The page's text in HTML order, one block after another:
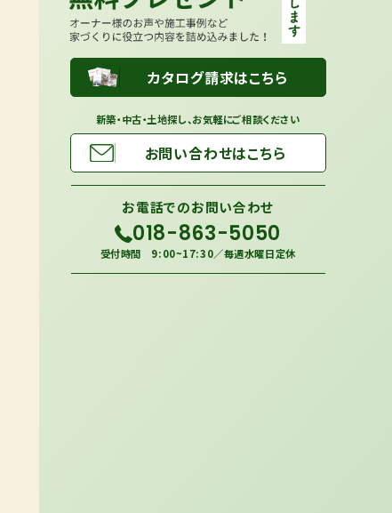
カタログ請求はこちら
新築・中古・土地探し、お気軽にご相談ください
お問い合わせはこちら
お電話でのお問い合わせ
018-863-5050
受付時間 9:00~17:30／毎週水曜日定休